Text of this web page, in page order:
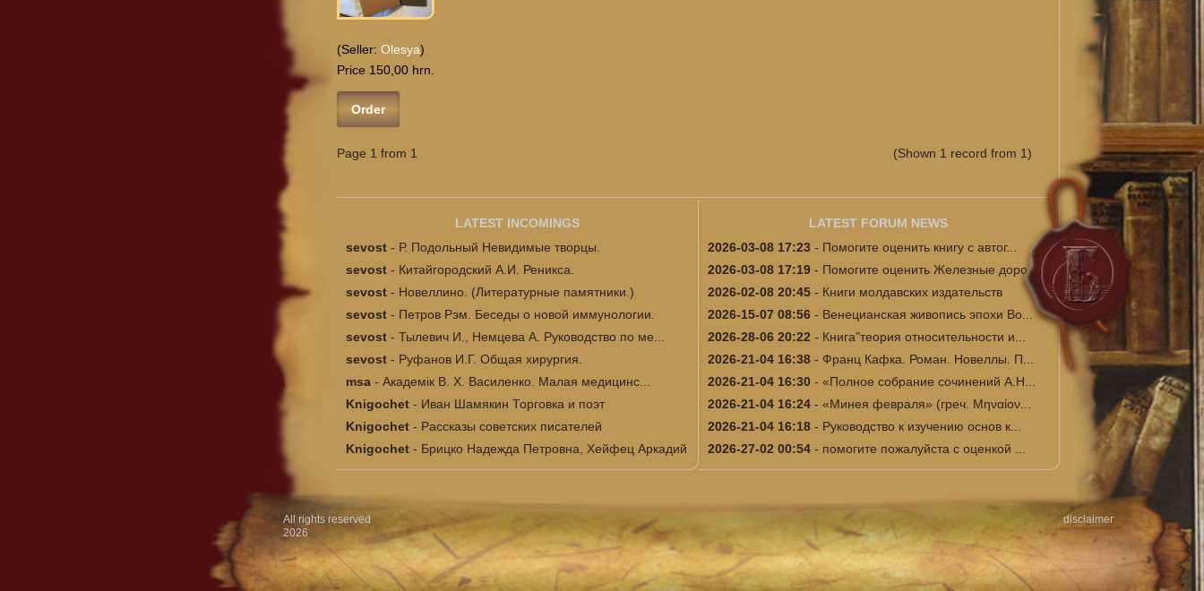
(Seller:Olesya)
Price 150,00 hrn.
Order
(Shown 1 record from 1)
Page 1 from 1
LATEST INCOMINGS
sevost - Р. Подольный Невидимые творцы.
sevost - Китайгородский А.И. Реникса.
sevost - Новеллино. (Литературные памятники.)
sevost - Петров Рэм. Беседы о новой иммунологии.
sevost -Тылевич И., Немцева А. Руководство по ме...
sevost - Руфанов И.Г. Общая хирургия.
msa -Академік В. Х. Василенко. Малая медицинс...
Knigochet - Иван Шамякин Торговка и поэт
Knigochet - Рассказы советских писателей
Knigochet - Брицко Надежда Петровна, Хейфец Аркадий
...
LATEST FORUM NEWS
2026-03-08 17:23- Помогите оценить книгу с автог...
2026-03-08 17:19- Помогите оценить Железные доро...
2026-02-08 20:45- Книги молдавских издательств
2026-15-07 08:56- Венецианская живопись эпохи Во...
2026-28-06 20:22 - Книга"теория относительности и...
2026-21-04 16:38- Франц Кафка. Роман. Новеллы. П...
2026-21-04 16:30- «Полное собрание сочинений А.Н...
2026-21-04 16:24- «Минея февраля» (греч. Μηναίον...
2026-21-04 16:18- Руководство к изучению основ к...
2026-27-02 00:54- помогите пожалуйста с оценкой ...
All rights reserved
2026
disclaimer